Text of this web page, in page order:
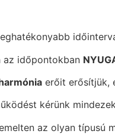
az időpontokban
erőit erősítjük,
kérünk
az olyan típusú